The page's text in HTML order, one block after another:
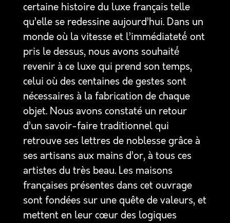
certaine histoire du luxe français telle
qu’elle se redessine aujourd’hui. Dans un
monde où la vitesse et l’immédiateté́ ont
pris le dessus, nous avons souhaité́
revenir à ce luxe qui prend son temps,
celui où des centaines de gestes sont
nécessaires à la fabrication de chaque
objet. Nous avons constaté un retour
d’un savoir-faire traditionnel qui
retrouve ses lettres de noblesse grâce à
ses artisans aux mains d’or, à tous ces
artistes du très beau. Les maisons
françaises présentes dans cet ouvrage
sont fondées sur une quête de valeurs, et
mettent en leur cœur des logiques